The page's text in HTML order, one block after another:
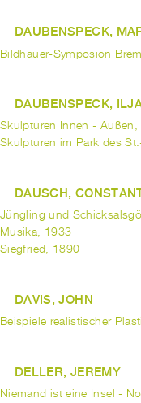
DAUBENSPECK,
Bildhauer-Symposion
DAUBENSPECK,
Skulpturen Innen - Außen,
Skulpturen im Park des
DAUSCH,
Jüngling und
Musika, 1933
Siegfried, 1890
DAVIS, JOHN
Beispiele realistischer
DELLER, JEREMY
Niemand ist eine Insel -